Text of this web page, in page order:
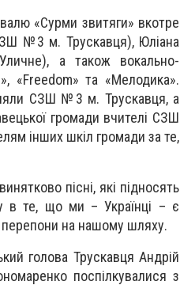
«Сурми звитяги» вкотре
№3 м. Трускавця), Юліана
а також вокально-
«Freedom» та «Мелодика».
СЗШ №3 м. Трускавця, а
громади вчителі СЗШ
інших шкіл громади за те,
пісні, які підносять
в те, що ми – Українці – є
перепони на нашому шляху.
голова Трускавця Андрій
поспілкувалися з